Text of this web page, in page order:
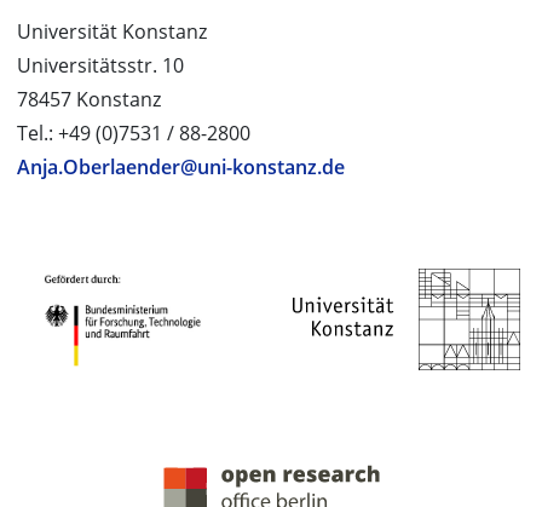
Universität Konstanz
Universitätsstr. 10
78457 Konstanz
Tel.: +49 (0)7531 / 88-2800
Anja.Oberlaender@uni-konstanz.de